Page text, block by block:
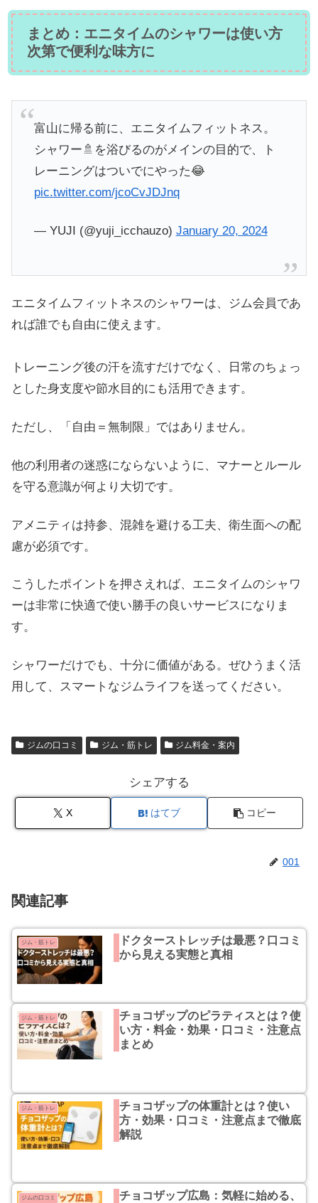
まとめ：エニタイムのシャワーは使い方
次第で便利な味方に
富山に帰る前に、エニタイムフィットネス。
シャワー🚿を浴びるのがメインの目的で、ト
レーニングはついでにやった😂
pic.twitter.com/jcoCvJDJnq
— YUJI (@yuji_icchauzo) January 20, 2024
エニタイムフィットネスのシャワーは、ジム会員であ
れば誰でも自由に使えます。
トレーニング後の汗を流すだけでなく、日常のちょっ
とした身支度や節水目的にも活用できます。
ただし、「自由＝無制限」ではありません。
他の利用者の迷惑にならないように、マナーとルール
を守る意識が何より大切です。
アメニティは持参、混雑を避ける工夫、衛生面への配
慮が必須です。
こうしたポイントを押さえれば、エニタイムのシャワ
ーは非常に快適で使い勝手の良いサービスになりま
す。
シャワーだけでも、十分に価値がある。ぜひうまく活
用して、スマートなジムライフを送ってください。
ジムの口コミ ジム・筋トレ ジム料金・案内
シェアする
X はてブ コピー
001
関連記事
ジム・筋トレ
ドクターストレッチは最悪？口コミ
から見える実態と真相
ジム・筋トレ
チョコザップのピラティスとは？使
い方・料金・効果・口コミ・注意点
まとめ
ジム・筋トレ
チョコザップの体重計とは？使い
方・効果・口コミ・注意点まで徹底
解説
ジムの口コミ
チョコザップ広島：気軽に始める、